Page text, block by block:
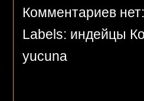
Комментариев
Labels: индейцы
yucuna